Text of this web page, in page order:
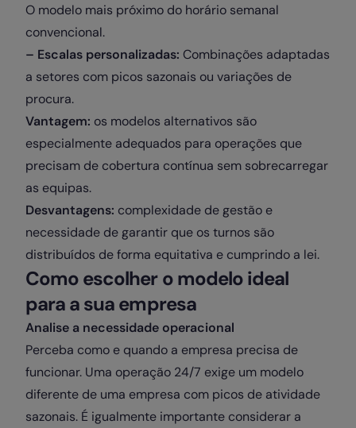
O modelo mais próximo do horário semanal
convencional.
– Escalas personalizadas: Combinações adaptadas
a setores com picos sazonais ou variações de
procura.
Vantagem: os modelos alternativos são
especialmente adequados para operações que
precisam de cobertura contínua sem sobrecarregar
as equipas.
Desvantagens: complexidade de gestão e
necessidade de garantir que os turnos são
distribuídos de forma equitativa e cumprindo a lei.
Como escolher o modelo ideal
para a sua empresa
Analise a necessidade operacional
Perceba como e quando a empresa precisa de
funcionar. Uma operação 24/7 exige um modelo
diferente de uma empresa com picos de atividade
sazonais. É igualmente importante considerar a